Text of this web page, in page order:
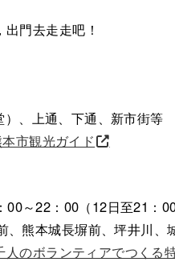
門去走走吧！
、上通、下通、新市街等
市観光ガイド
～22：00（12日至21：00
、熊本城長塀前、坪井川、
のボランティアでつくる特